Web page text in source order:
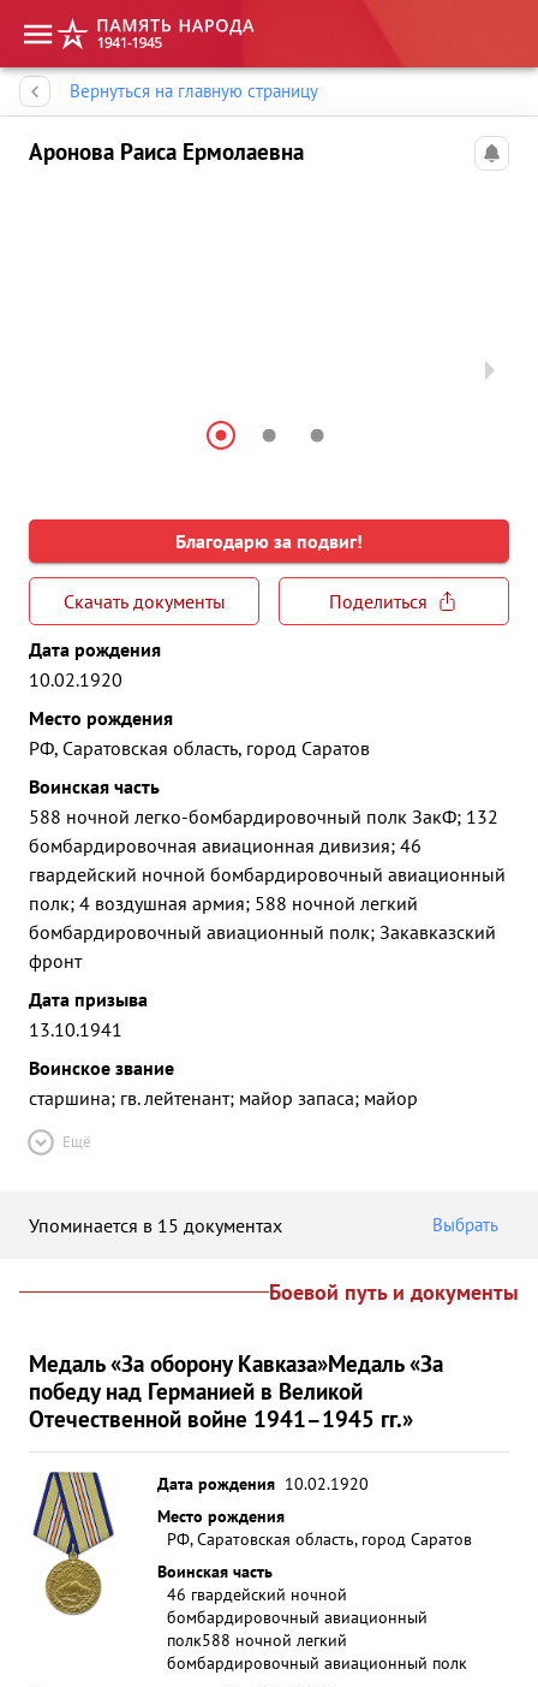
Вернуться на главную страницу
Аронова Раиса Ермолаевна
Благодарю за подвиг!
Скачать документы
Поделиться
Дата рождения
10.02.1920
Место рождения
РФ, Саратовская область, город Саратов
Воинская часть
588 ночной легко-бомбардировочный полк ЗакФ; 132
бомбардировочная авиационная дивизия; 46
гвардейский ночной бомбардировочный авиационный
полк; 4 воздушная армия; 588 ночной легкий
бомбардировочный авиационный полк; Закавказский
фронт
Дата призыва
13.10.1941
Воинское звание
старшина; гв. лейтенант; майор запаса; майор
Ещё
Упоминается в 15 документах Выбрать
Боевой путь и документы
Медаль «За оборону Кавказа»Медаль «За
победу над Германией в Великой
Отечественной войне 1941–1945 гг.»
Дата рождения 10.02.1920
Место рождения
РФ, Саратовская область, город Саратов
Воинская часть
46 гвардейский ночной
бомбардировочный авиационный
полк588 ночной легкий
бомбардировочный авиационный полк
Память народа